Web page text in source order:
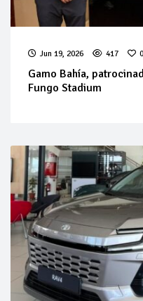
Jun 19, 2026 417 0
Gamo Bahía,
Fungo Stadium